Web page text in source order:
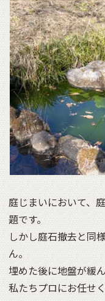
庭じまいにおいて、
題です。
しかし庭石撤去と同
ん。
埋めた後に地盤が緩
私たちプロにお任せ